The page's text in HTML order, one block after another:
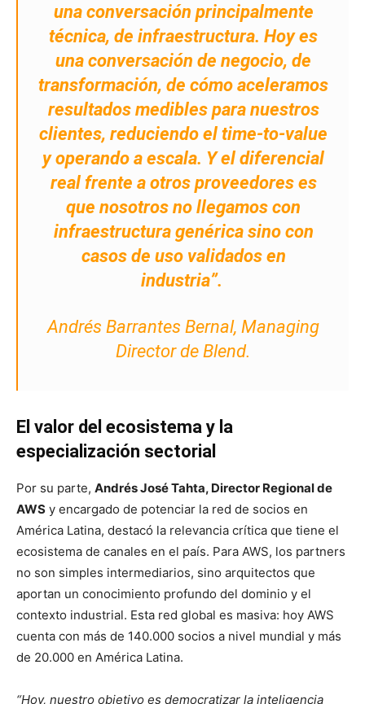
una conversación principalmente
técnica, de infraestructura. Hoy es
una conversación de negocio, de
transformación, de cómo aceleramos
resultados medibles para nuestros
clientes, reduciendo el time-to-value
y operando a escala. Y el diferencial
real frente a otros proveedores es
que nosotros no llegamos con
infraestructura genérica sino con
casos de uso validados en
industria”.
Andrés Barrantes Bernal, Managing
Director de Blend.
El valor del ecosistema y la
especialización sectorial
Por su parte, Andrés José Tahta, Director Regional de
AWS y encargado de potenciar la red de socios en
América Latina, destacó la relevancia crítica que tiene el
ecosistema de canales en el país. Para AWS, los partners
no son simples intermediarios, sino arquitectos que
aportan un conocimiento profundo del dominio y el
contexto industrial. Esta red global es masiva: hoy AWS
cuenta con más de 140.000 socios a nivel mundial y más
de 20.000 en América Latina.
“Hoy, nuestro objetivo es democratizar la inteligencia